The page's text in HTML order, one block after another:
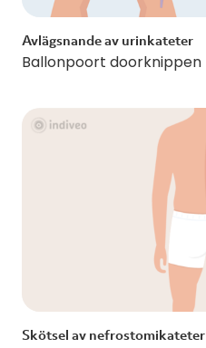
Avlägsnande av urinkateter
Ballonpoort doorknippen
Skötsel av nefrostomikateter